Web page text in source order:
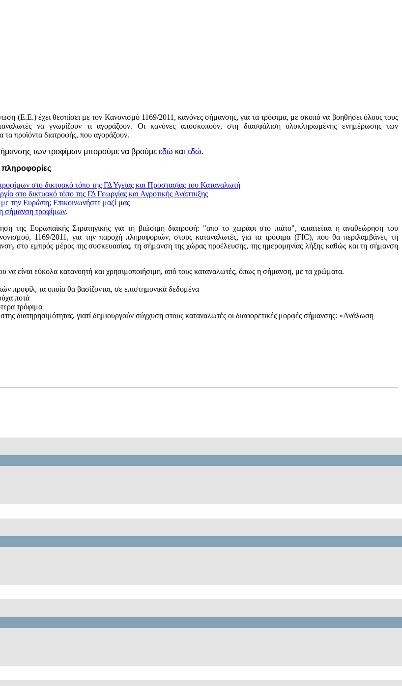
(Ε.Ε.) έχει θεσπίσει με τον Κανονισμό 1169/2011, κανόνες σήμανσης, για τα τρόφιμα, με σκοπό να βοηθήσει όλους τους
να γνωρίζουν τι αγοράζουν. Οι κανόνες αποσκοπούν, στη διασφάλιση ολοκληρωμένης ενημέρωσης των
τα προϊόντα διατροφής, που αγοράζουν.
των τροφίμων μπορούμε να βρούμε εδώ και εδώ.
πληροφορίες
στο δικτυακό τόπο της ΓΔ Υγείας και Προστασίας του Καταναλωτή
στο δικτυακό τόπο της ΓΔ Γεωργίας και Αγροτικής Ανάπτυξης
με την Ευρώπη; Επικοινωνήστε μαζί μας
σήμανση τροφίμων.
της Ευρωπαϊκής Στρατηγικής για τη βιώσιμη διατροφή: "απο το χωράφι στο πιάτο", απαιτείται η αναθεώρηση του
1169/2011, για την παροχή πληροφοριών, στους καταναλωτές, για τα τρόφιμα (FIC), που θα περιλαμβάνει, τη
στο εμπρός μέρος της συσκευασίας, τη σήμανση της χώρας προέλευσης, της ημερομηνίας λήξης καθώς και τη σήμανση
είναι εύκολα κατανοητή και χρησιμοποιήσιμη, από τους καταναλωτές, όπως η σήμανση, με τα χρώματα.
προφίλ, τα οποία θα βασίζονται, σε επιστημονικά δεδομένα
ποτά
τρόφιμα
διατηρησιμότητας, γιατί δημιουργούν σύγχυση στους καταναλωτές οι διαφορετικές μορφές σήμανσης: «Ανάλωση